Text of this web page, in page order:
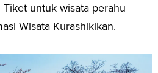
untuk wisata perahu
Wisata Kurashikikan.